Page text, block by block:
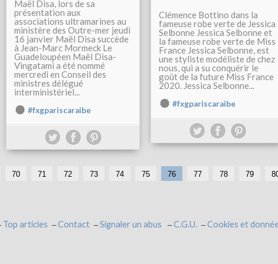
Clémence Bottino dans la
fameuse robe verte de Jessica
Selbonne Jessica Selbonne et
la fameuse robe verte de Miss
France Jessica Selbonne, est
une styliste modéliste de chez
nous, qui a su conquérir le
goût de la future Miss France
2020. Jessica Selbonne...
#fxgpariscaraibe
Maël Disa, lors de sa
présentation aux
associations ultramarines au
ministère des Outre-mer jeudi
16 janvier Maël Disa succède
à Jean-Marc Mormeck Le
Guadeloupéen Maël Disa-
Vingatami a été nommé
mercredi en Conseil des
ministres délégué
interministériel...
#fxgpariscaraibe
1
2
3
4
5
6
70 71 72 73 74 75 76 77 78 79
Top articles Contact Signaler un abus C.G.U. Cookies et